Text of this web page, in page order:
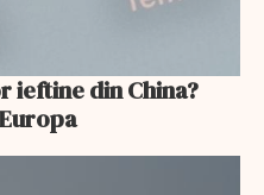
ieftine din China?